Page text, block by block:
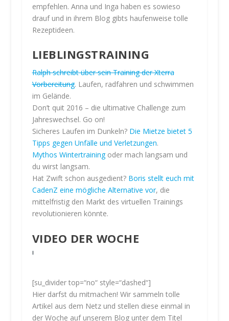
empfehlen. Anna und Inga haben es sowieso
drauf und in ihrem Blog gibts haufenweise tolle
Rezeptideen.
LIEBLINGSTRAINING
Ralph schreibt über sein Training der Xterra
Vorbereitung. Laufen, radfahren und schwimmen
im Gelände.
Don’t quit 2016 – die ultimative Challenge zum
Jahreswechsel. Go on!
Sicheres Laufen im Dunkeln? Die Mietze bietet 5
Tipps gegen Unfälle und Verletzungen.
Mythos Wintertrainingoder mach langsam und
du wirst langsam.
Hat Zwift schon ausgedient? Boris stellt euch mit
CadenZ eine mögliche Alternative vor, die
mittelfristig den Markt des virtuellen Trainings
revolutionieren könnte.
VIDEO DER WOCHE
n
s
c
z
e
r
k
l
ä
r
u
n
g
o
n
F
c
o
k
.
M
[su_divider top=“no“ style=“dashed“]
Hier darfst du mitmachen! Wir sammeln tolle
Artikel aus dem Netz und stellen diese einmal in
der Woche auf unserem Blog unter dem Titel